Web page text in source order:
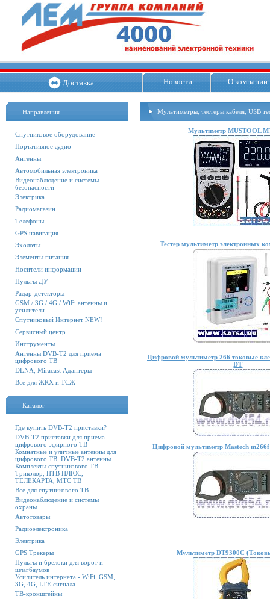
Доставка Новости О компании
Направления
Спутниковое оборудование
Портативное аудио
Антенны
Автомобильная электроника
Видеонаблюдение и системы
безопасности
Электрика
Радиомагазин
Телефоны
GPS навигация
Эхолоты
Элементы питания
Носители информации
Пульты ДУ
Радар-детекторы
GSM / 3G / 4G / WiFi антенны и
усилители
Спутниковый Интернет NEW!
Сервисный центр
Инструменты
Антенны DVB-T2 для приема
цифрового ТВ
DLNA, Miracast Адаптеры
Все для ЖКХ и ТСЖ
Каталог
Где купить DVB-T2 приставки?
DVB-T2 приставки для приема
цифрового эфирного ТВ
Комнатные и уличные антенны для
цифрового ТВ, DVB-T2 антенны.
Комплекты спутникового ТВ -
Триколор, НТВ ПЛЮС,
ТЕЛЕКАРТА, МТС ТВ
Все для спутникового ТВ.
Видеонаблюдение и системы
охраны
Автотовары
Радиоэлектроника
Электрика
GPS Трекеры
Пульты и брелоки для ворот и
шлагбаумов
Усилитель интернета - WiFi, GSM,
3G, 4G, LTE сигнала
ТВ-кронштейны
Мультиметры, тестеры кабеля, USB
Мультиметр MUSTOOL
Тестер мультиметр электронных
Цифровой мультиметр 266 токовые
DT
Цифровой мультиметр Mastech
Мультиметр DT9300C